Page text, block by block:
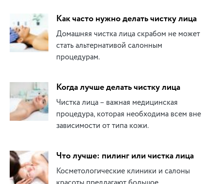
Как часто нужно делать чистку лица
Домашняя чистка лица скрабом не может
стать альтернативой салонным
процедурам.
Когда лучше делать чистку лица
Чистка лица – важная медицинская
процедура, которая необходима всем вне
зависимости от типа кожи.
Что лучше: пилинг или чистка лица
Косметологические клиники и салоны